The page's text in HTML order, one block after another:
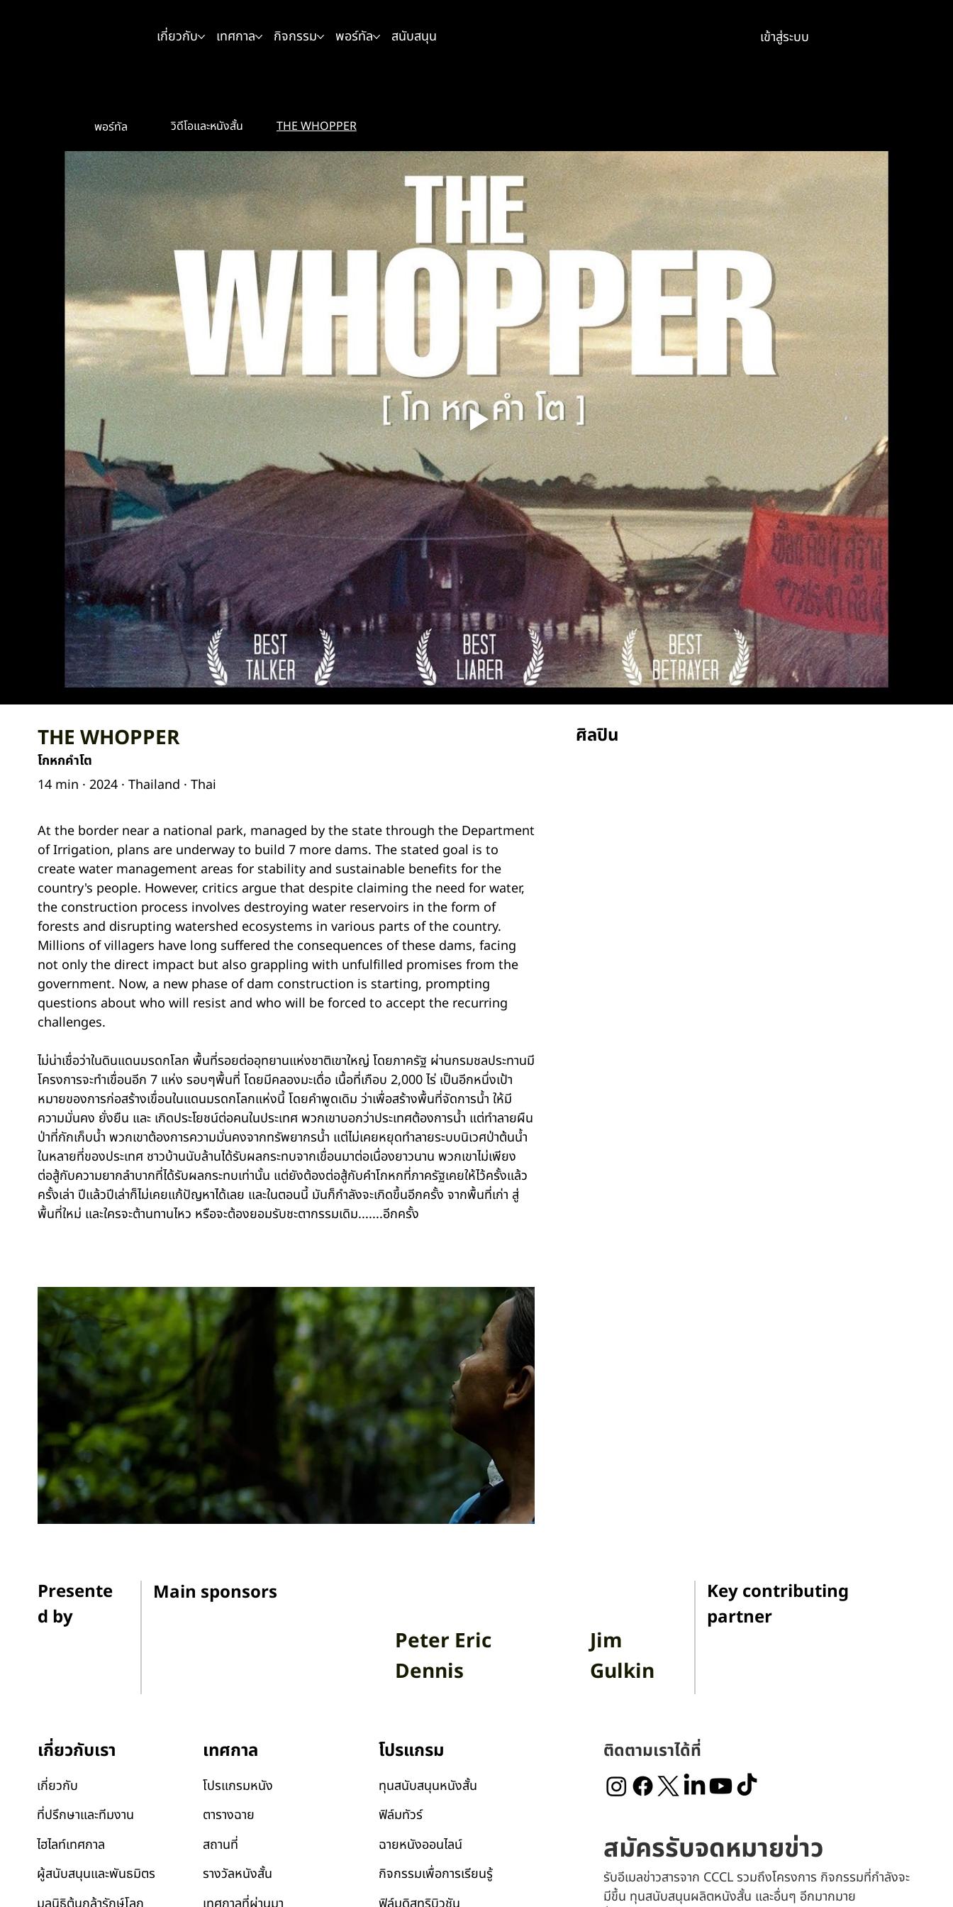
เข้าสู่ระบบ
เกี่ยวกับ เทศกาล กิจกรรม พอร์ทัล สนับสนุน
พอร์ทัล วิดีโอและหนังสั้น THE WHOPPER
THE WHOPPER
โกหกคำโต
14 min · 2024 · Thailand · Thai
At the border near a national park, managed by the state through the Department
of Irrigation, plans are underway to build 7 more dams. The stated goal is to
create water management areas for stability and sustainable benefits for the
country's people. However, critics argue that despite claiming the need for water,
the construction process involves destroying water reservoirs in the form of
forests and disrupting watershed ecosystems in various parts of the country.
Millions of villagers have long suffered the consequences of these dams, facing
not only the direct impact but also grappling with unfulfilled promises from the
government. Now, a new phase of dam construction is starting, prompting
questions about who will resist and who will be forced to accept the recurring
challenges.
ไม่น่าเชื่อว่าในดินแดนมรดกโลก พื้นที่รอยต่ออุทยานแห่งชาติเขาใหญ่ โดยภาครัฐ ผ่านกรมชลประทานมี
โครงการจะทำเขื่อนอีก 7 แห่ง รอบๆพื้นที่ โดยมีคลองมะเดื่อ เนื้อที่เกือบ 2,000 ไร่ เป็นอีกหนึ่งเป้า
หมายของการก่อสร้างเขื่อนในแดนมรดกโลกแห่งนี้ โดยคำพูดเดิม ว่าเพื่อสร้างพื้นที่จัดการน้ำ ให้มี
ความมั่นคง ยั่งยืน และ เกิดประโยชน์ต่อคนในประเทศ พวกเขาบอกว่าประเทศต้องการน้ำ แต่ทำลายผืน
ป่าที่กักเก็บน้ำ พวกเขาต้องการความมั่นคงจากทรัพยากรน้ำ แต่ไม่เคยหยุดทำลายระบบนิเวศป่าต้นน้ำ
ในหลายที่ของประเทศ ชาวบ้านนับล้านได้รับผลกระทบจากเขื่อนมาต่อเนื่องยาวนาน พวกเขาไม่เพียง
ต่อสู้กับความยากลำบากที่ได้รับผลกระทบเท่านั้น แต่ยังต้องต่อสู้กับคำโกหกที่ภาครัฐเคยให้ไว้ครั้งแล้ว
ครั้งเล่า ปีแล้วปีเล่าก็ไม่เคยแก้ปัญหาได้เลย และในตอนนี้ มันก็กำลังจะเกิดขึ้นอีกครั้ง จากพื้นที่เก่า สู่
พื้นที่ใหม่ และใครจะต้านทานไหว หรือจะต้องยอมรับชะตากรรมเดิม.......อีกครั้ง
ศิลปิน
Presente
d by
Main sponsors
Peter Eric
Dennis
Jim
Gulkin
Key contributing
partner
ติดตามเราได้ที่
สมัครรับจดหมายข่าว
รับอีเมลข่าวสารจาก CCCL รวมถึงโครงการ กิจกรรมที่กำลังจะ
มีขึ้น ทุนสนับสนุนผลิตหนังสั้น และอื่นๆ อีกมากมาย
เกี่ยวกับเรา
เกี่ยวกับ
ที่ปรึกษาและทีมงาน
ไฮไลท์เทศกาล
ผู้สนับสนุนและพันธมิตร
เทศกาล
โปรแกรมหนัง
ตารางฉาย
สถานที่
รางวัลหนังสั้น
โปรแกรม
ทุนสนับสนุนหนังสั้น
ฟิล์มทัวร์
ฉายหนังออนไลน์
กิจกรรมเพื่อการเรียนรู้